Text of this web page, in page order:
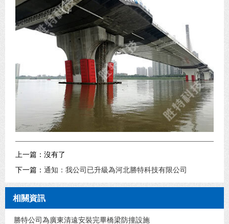
上一篇：沒有了
下一篇： 通知：我公司已升級為河北勝特科技有限公司
相關資訊
勝特公司為廣東清遠安裝完畢橋梁防撞設施